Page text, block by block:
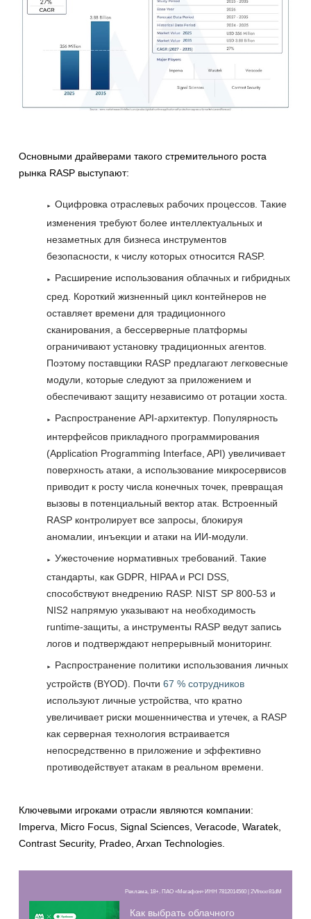
Основными драйверами такого стремительного роста
рынка RASP выступают:
Оцифровка отраслевых рабочих процессов. Такие
изменения требуют более интеллектуальных и
незаметных для бизнеса инструментов
безопасности, к числу которых относится RASP.
Расширение использования облачных и гибридных
сред. Короткий жизненный цикл контейнеров не
оставляет времени для традиционного
сканирования, а бессерверные платформы
ограничивают установку традиционных агентов.
Поэтому поставщики RASP предлагают легковесные
модули, которые следуют за приложением и
обеспечивают защиту независимо от ротации хоста.
Распространение API-архитектур. Популярность
интерфейсов прикладного программирования
(Application Programming Interface, API) увеличивает
поверхность атаки, а использование микросервисов
приводит к росту числа конечных точек, превращая
вызовы в потенциальный вектор атак. Встроенный
RASP контролирует все запросы, блокируя
аномалии, инъекции и атаки на ИИ-модули.
Ужесточение нормативных требований. Такие
стандарты, как GDPR, HIPAA и PCI DSS,
способствуют внедрению RASP. NIST SP 800-53 и
NIS2 напрямую указывают на необходимость
runtime-защиты, а инструменты RASP ведут запись
логов и подтверждают непрерывный мониторинг.
Распространение политики использования личных
устройств (BYOD). Почти 67 % сотрудников
используют личные устройства, что кратно
увеличивает риски мошенничества и утечек, а RASP
как серверная технология встраивается
непосредственно в приложение и эффективно
противодействует атакам в реальном времени.
Ключевыми игроками отрасли являются компании:
Imperva, Micro Focus, Signal Sciences, Veracode, Waratek,
Contrast Security, Pradeo, Arxan Technologies.
Реклама, 18+. ПАО «Мегафон» ИНН 7812014560 | 2Vfnxxr81dM
Как выбрать облачного